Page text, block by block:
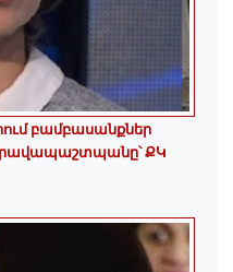
բամբասանքներ
Իրավապաշտպանը՝ ՔԿ